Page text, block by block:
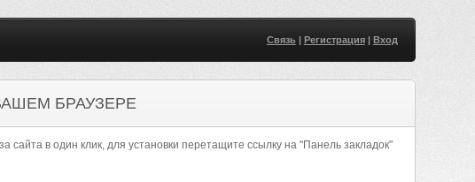
Связь| Регистрация| Вход
БРАУЗЕРЕ
сайта в один клик, для установки перетащите ссылку на "Панель закладок"